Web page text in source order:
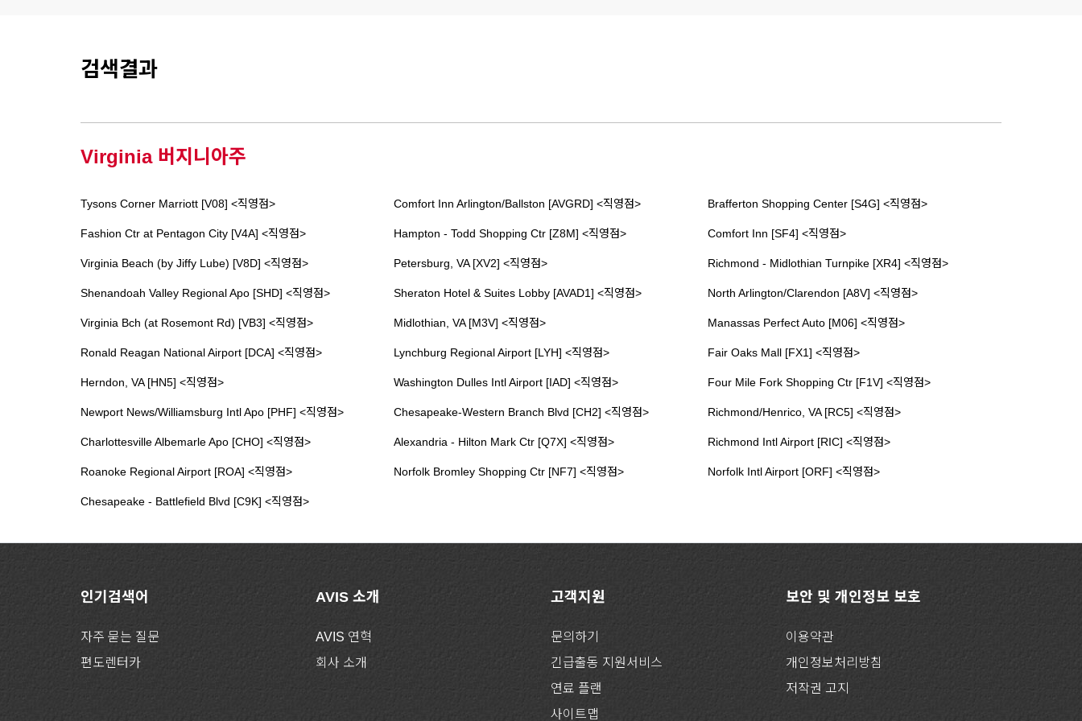
검색결과
Virginia 버지니아주
Tysons Corner Marriott [V08] <직영점> Comfort Inn Arlington/Ballston [AVGRD] <직영점> Brafferton Shopping Center [S4G] <직영점>
Fashion Ctr at Pentagon City [V4A] <직영점> Hampton - Todd Shopping Ctr [Z8M] <직영점> Comfort Inn [SF4] <직영점>
Virginia Beach (by Jiffy Lube) [V8D] <직영점> Petersburg, VA [XV2] <직영점> Richmond - Midlothian Turnpike [XR4] <직영점>
Shenandoah Valley Regional Apo [SHD] <직영점> Sheraton Hotel & Suites Lobby [AVAD1] <직영점> North Arlington/Clarendon [A8V] <직영점>
Virginia Bch (at Rosemont Rd) [VB3] <직영점> Midlothian, VA [M3V] <직영점> Manassas Perfect Auto [M06] <직영점>
Ronald Reagan National Airport [DCA] <직영점> Lynchburg Regional Airport [LYH] <직영점> Fair Oaks Mall [FX1] <직영점>
Herndon, VA [HN5] <직영점> Washington Dulles Intl Airport [IAD] <직영점> Four Mile Fork Shopping Ctr [F1V] <직영점>
Newport News/Williamsburg Intl Apo [PHF] <직영점> Chesapeake-Western Branch Blvd [CH2] <직영점> Richmond/Henrico, VA [RC5] <직영점>
Charlottesville Albemarle Apo [CHO] <직영점> Alexandria - Hilton Mark Ctr [Q7X] <직영점> Richmond Intl Airport [RIC] <직영점>
Roanoke Regional Airport [ROA] <직영점> Norfolk Bromley Shopping Ctr [NF7] <직영점> Norfolk Intl Airport [ORF] <직영점>
Chesapeake - Battlefield Blvd [C9K] <직영점>
인기검색어
자주 묻는 질문
편도렌터카
AVIS 소개
AVIS 연혁
회사 소개
고객지원
문의하기
긴급출동 지원서비스
연료 플랜
사이트맵
보안 및 개인정보 보호
이용약관
개인정보처리방침
저작권 고지